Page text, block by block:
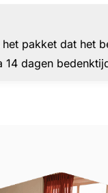
pakket dat het
14 dagen